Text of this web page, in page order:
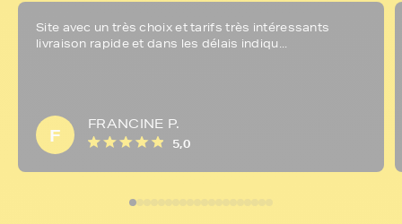
Site avec un très choix et tarifs très intéressants
livraison rapide et dans les délais indiqu...
F
FRANCINE P.
5,0